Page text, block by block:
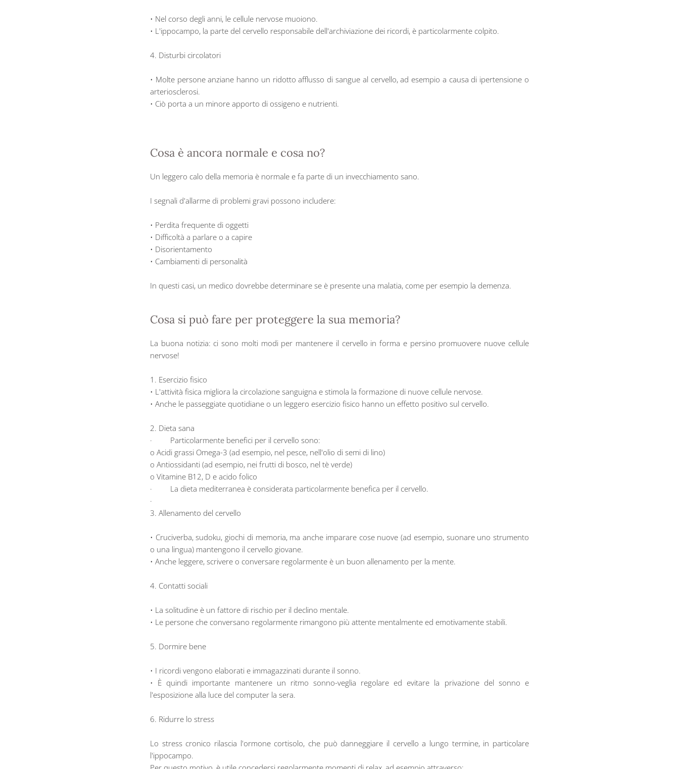
• Nel corso degli anni, le cellule nervose muoiono.
• L'ippocampo, la parte del cervello responsabile dell'archiviazione dei ricordi, è particolarmente colpito.
4. Disturbi circolatori
• Molte persone anziane hanno un ridotto afflusso di sangue al cervello, ad esempio a causa di ipertensione o
arteriosclerosi.
• Ciò porta a un minore apporto di ossigeno e nutrienti.
Cosa è ancora normale e cosa no?
Un leggero calo della memoria è normale e fa parte di un invecchiamento sano.
I segnali d'allarme di problemi gravi possono includere:
• Perdita frequente di oggetti
• Difficoltà a parlare o a capire
• Disorientamento
• Cambiamenti di personalità
In questi casi, un medico dovrebbe determinare se è presente una malatia, come per esempio la demenza.
Cosa si può fare per proteggere la sua memoria?
La buona notizia: ci sono molti modi per mantenere il cervello in forma e persino promuovere nuove cellule
nervose!
1. Esercizio fisico
• L'attività fisica migliora la circolazione sanguigna e stimola la formazione di nuove cellule nervose.
• Anche le passeggiate quotidiane o un leggero esercizio fisico hanno un effetto positivo sul cervello.
2. Dieta sana
· Particolarmente benefici per il cervello sono:
o Acidi grassi Omega-3 (ad esempio, nel pesce, nell'olio di semi di lino)
o Antiossidanti (ad esempio, nei frutti di bosco, nel tè verde)
o Vitamine B12, D e acido folico
· La dieta mediterranea è considerata particolarmente benefica per il cervello.
·
3. Allenamento del cervello
• Cruciverba, sudoku, giochi di memoria, ma anche imparare cose nuove (ad esempio, suonare uno strumento
o una lingua) mantengono il cervello giovane.
• Anche leggere, scrivere o conversare regolarmente è un buon allenamento per la mente.
4. Contatti sociali
• La solitudine è un fattore di rischio per il declino mentale.
• Le persone che conversano regolarmente rimangono più attente mentalmente ed emotivamente stabili.
5. Dormire bene
• I ricordi vengono elaborati e immagazzinati durante il sonno.
• È quindi importante mantenere un ritmo sonno-veglia regolare ed evitare la privazione del sonno e
l'esposizione alla luce del computer la sera.
6. Ridurre lo stress
Lo stress cronico rilascia l'ormone cortisolo, che può danneggiare il cervello a lungo termine, in particolare
l'ippocampo.